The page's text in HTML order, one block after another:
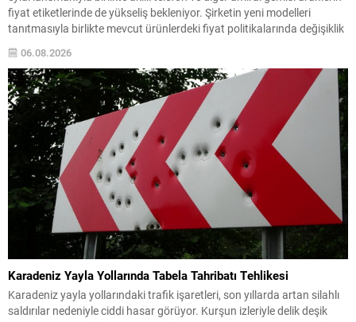
fiyat etiketlerinde de yükseliş bekleniyor. Şirketin yeni modelleri
tanıtmasıyla birlikte mevcut ürünlerdeki fiyat politikalarında değişiklik
fiyatları dikkat çekici şekilde yükselebilir; bunun...
06.08.2026
Karadeniz Yayla Yollarında Tabela Tahribatı Tehlikesi
Karadeniz yayla yollarındaki trafik işaretleri, son yıllarda artan silahlı
saldırılar nedeniyle ciddi hasar görüyor. Kurşun izleriyle delik deşik